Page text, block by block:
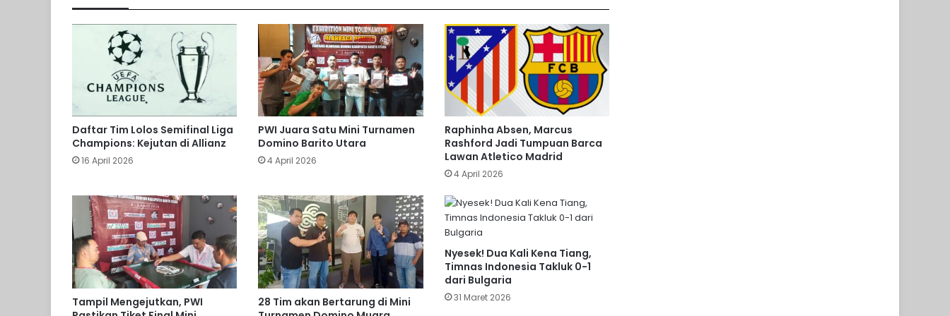
Megawati ‘Megatron’
Lamine Yamal Kibarkan Bendera
Palestina di Pesta Juara Barcelona,
Dunia Heboh!
Atletico Madrid dan Arsenal Berbagi
Arsenal Taklukan Benteng Atletico
Madrid Nanti Malam?
Hasil Bola Tadi Malam, Pesta Juara
Sociedad hingga Nasib Tottenham di
Liga Inggris
Daftar Tim Lolos Semifinal Liga
Champions: Kejutan di Allianz
16 April 2026
PWI Juara Satu Mini Turnamen
Domino Barito Utara
4 April 2026
Raphinha Absen, Marcus
Rashford Jadi Tumpuan Barca
Lawan Atletico Madrid
4 April 2026
Tampil Mengejutkan, PWI
28 Tim akan Bertarung di Mini
Nyesek! Dua Kali Kena Tiang,
Timnas Indonesia Takluk 0-1
dari Bulgaria
31 Maret 2026